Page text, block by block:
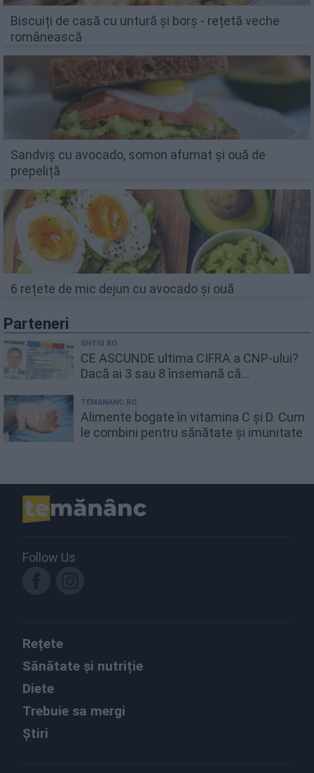
Biscuiți de casă cu untură și borș - rețetă veche
românească
Sandviș cu avocado, somon afumat și ouă de
prepeliță
6 rețete de mic dejun cu avocado și ouă
Parteneri
SHTIU.RO
CE ASCUNDE ultima CIFRA a CNP-ului?
Dacă ai 3 sau 8 însemană că...
TEMANANC.RO
Alimente bogate în vitamina C și D. Cum
le combini pentru sănătate și imunitate
Follow Us
Rețete
Sănătate și nutriție
Diete
Trebuie sa mergi
Știri